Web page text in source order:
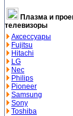
Плазма и
телевизоры
Аксессуары
Fujitsu
Hitachi
LG
Nec
Philips
Pioneer
Samsung
Sony
Toshiba